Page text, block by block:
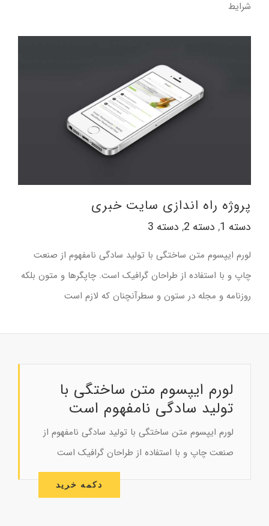
شرایط
پروژه راه اندازی سایت خبری
دسته 1 , دسته 2 , دسته 3
لورم ایپسوم متن ساختگی با تولید سادگی نامفهوم از صنعت
چاپ و با استفاده از طراحان گرافیک است. چاپگرها و متون بلکه
روزنامه و مجله در ستون و سطرآنچنان که لازم است
لورم ایپسوم متن ساختگی با
تولید سادگی نامفهوم است
لورم ایپسوم متن ساختگی با تولید سادگی نامفهوم از
صنعت چاپ و با استفاده از طراحان گرافیک است
دکمه خرید